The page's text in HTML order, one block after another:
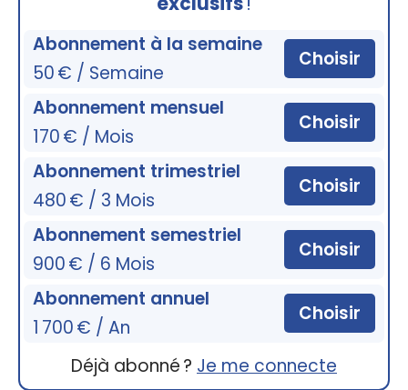
Abonnement à la semaine
50 € / Semaine
Choisir
Abonnement mensuel
170 € / Mois
Choisir
Abonnement trimestriel
480 € / 3 Mois
Choisir
Abonnement semestriel
900 € / 6 Mois
Choisir
Abonnement annuel
1 700 € / An
Choisir
Déjà abonné ? Je me connecte